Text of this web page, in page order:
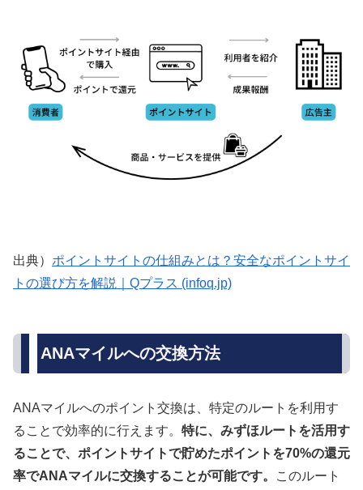
出典） ポイントサイトの仕組みとは？安全なポイントサイ
トの選び方を解説｜Qプラス (infoq.jp)
ANAマイルへの交換方法
ANAマイルへのポイント交換は、特定のルートを利用す
ることで効率的に行えます。 特に、みずほルートを活用す
ることで、ポイントサイトで貯めたポイントを70%の還元
率でANAマイルに交換することが可能です。
このルート